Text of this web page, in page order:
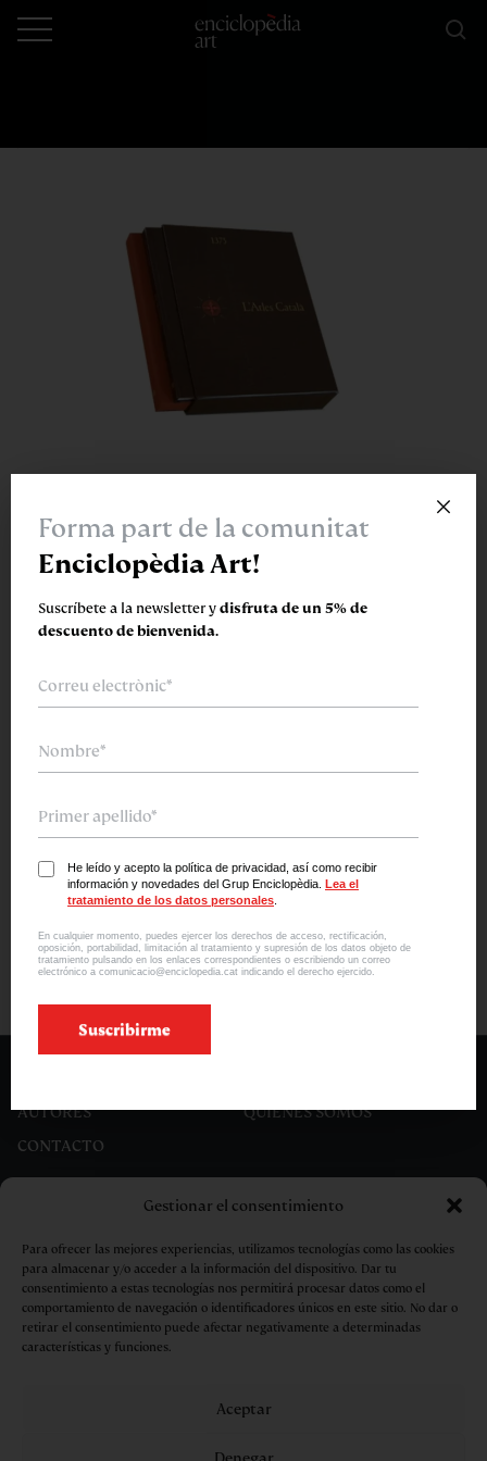
Gestionar el consentimiento
Para ofrecer las mejores experiencias, utilizamos tecnologías como las cookies
para almacenar y/o acceder a la información del dispositivo. Dar tu
consentimiento a estas tecnologías nos permitirá procesar datos como el
comportamiento de navegación o identificadores únicos en este sitio. No dar o
retirar el consentimiento puede afectar negativamente a determinadas
características y funciones.
Aceptar
L’atles català
Pau Casals · Música y compromiso
AUTORES
QUIÉNES SOMOS
CONTACTO
×
Forma part de la comunitat
Enciclopèdia Art!
Suscríbete a la newsletter ydisfruta de un 5% de
descuento de bienvenida.
He leído y acepto la política de privacidad, así como recibir
información y novedades del Grup Enciclopèdia. Lea el
tratamiento de los datos personales
En cualquier momento, puedes ejercer los derechos de acceso, rectificación,
oposición, portabilidad, limitación al tratamiento y supresión de los datos objeto de
tratamiento pulsando en los enlaces correspondientes o escribiendo un correo
electrónico a comunicacio@enciclopedia.cat indicando el derecho ejercido.
Suscribirme